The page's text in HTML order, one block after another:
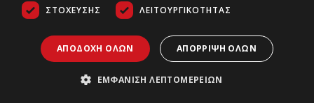
ΣΤΌΧΕΥΣΗΣ ΛΕΙΤΟΥΡΓΙΚΌΤΗΤΑΣ
ΑΠΟΔΟΧΉ ΌΛΩΝ ΑΠΌΡΡΙΨΗ ΌΛΩΝ
ΕΜΦΆΝΙΣΗ ΛΕΠΤΟΜΕΡΕΙΏΝ